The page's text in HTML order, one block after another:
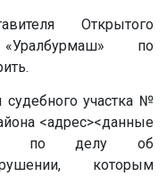
Открытого
по
участка №
<адрес><данные
по делу об
которым